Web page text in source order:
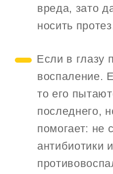
вреда, зато
носить
Если в глазу
воспаление.
то его
последнего,
помогает: не
антибиотики и